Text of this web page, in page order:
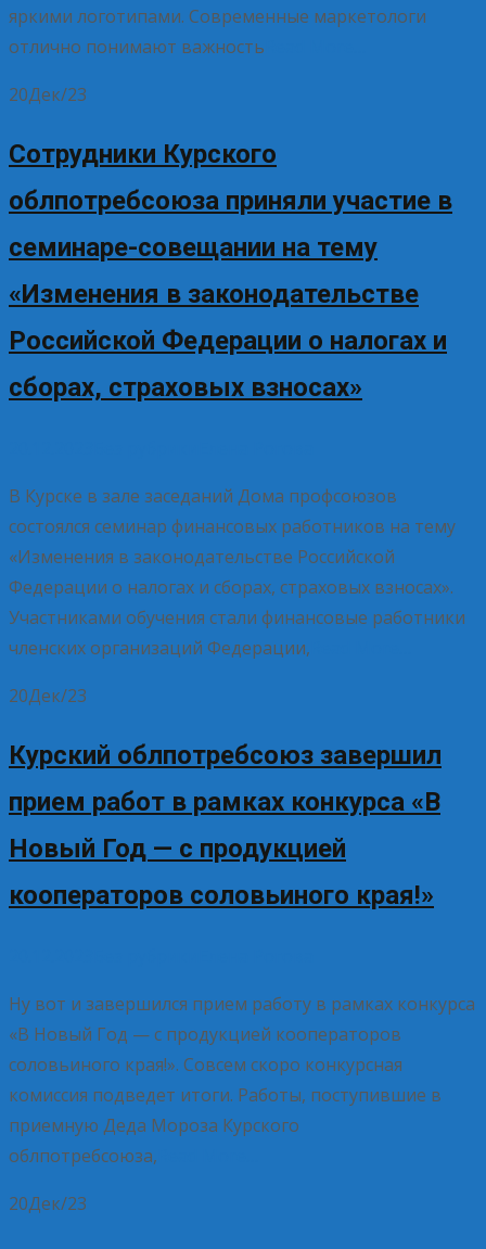
яркими логотипами. Современные маркетологи
отлично понимают важность
20Дек/23
Сотрудники Курского
облпотребсоюза приняли участие в
семинаре-совещании на тему
«Изменения в законодательстве
Российской Федерации о налогах и
сборах, страховых взносах»
В Курске в зале заседаний Дома профсоюзов
состоялся семинар финансовых работников на тему
«Изменения в законодательстве Российской
Федерации о налогах и сборах, страховых взносах».
Участниками обучения стали финансовые работники
членских организаций Федерации,
20Дек/23
Курский облпотребсоюз завершил
прием работ в рамках конкурса «В
Новый Год — с продукцией
кооператоров соловьиного края!»
Ну вот и завершился прием работу в рамках конкурса
«В Новый Год — с продукцией кооператоров
соловьиного края!». Совсем скоро конкурсная
комиссия подведет итоги. Работы, поступившие в
приемную Деда Мороза Курского
облпотребсоюза,
20Дек/23